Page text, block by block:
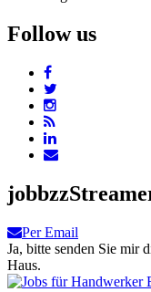
Follow us
Per Email
Ja, bitte senden Sie mir
Haus.